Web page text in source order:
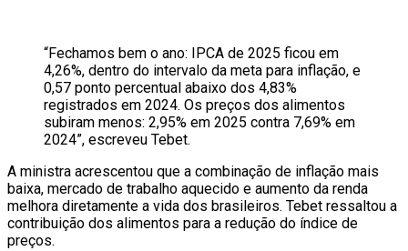
“Fechamos bem o ano: IPCA de 2025 ficou em
4,26%, dentro do intervalo da meta para inflação, e
0,57 ponto percentual abaixo dos 4,83%
registrados em 2024. Os preços dos alimentos
subiram menos: 2,95% em 2025 contra 7,69% em
2024”, escreveu Tebet.
A ministra acrescentou que a combinação de inflação mais
baixa, mercado de trabalho aquecido e aumento da renda
melhora diretamente a vida dos brasileiros. Tebet ressaltou a
contribuição dos alimentos para a redução do índice de
preços.